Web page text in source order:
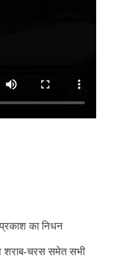
का निधन
शराब-चरस समेत सभी